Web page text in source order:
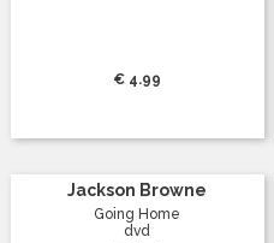
€ 4.99
Jackson Browne
Going Home
dvd